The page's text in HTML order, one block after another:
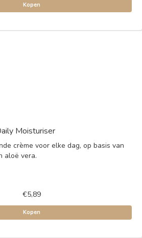
Kopen
Moisturiser
crème voor elke dag, op basis van
aloë vera.
€5,89
Kopen